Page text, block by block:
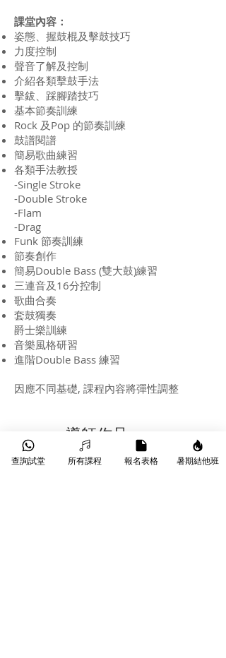
課堂內容：
姿態、握鼓棍及擊鼓技巧
力度控制
聲音了解及控制
介紹各類擊鼓手法
擊鈸、踩腳踏技巧
基本節奏訓練
Rock 及Pop 的節奏訓練
鼓譜閱譜
簡易歌曲練習
各類手法教授
-Single Stroke
-Double Stroke
-Flam
-Drag
Funk 節奏訓練
節奏創作
簡易Double Bass (雙大鼓)練習
三連音及16分控制
歌曲合奏
套鼓獨奏
爵士樂訓練
音樂風格研習
進階Double Bass 練習
因應不同基礎, 課程內容將彈性調整
​導師作品：
查詢試堂 所有課程 報名表格 暑期結他班